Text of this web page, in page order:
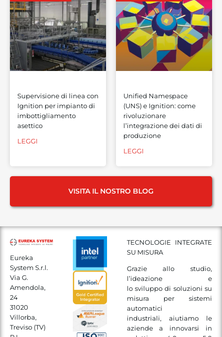
Supervisione di linea con
Ignition per impianto di
imbottigliamento
asettico
LEGGI
Unified Namespace
(UNS) e Ignition: come
rivoluzionare
l’integrazione dei dati di
produzione
LEGGI
VISITA IL NOSTRO BLOG
TECNOLOGIE INTEGRATE
SU MISURA
Grazie allo studio,
l’ideazione e
lo sviluppo di soluzioni su
misura per sistemi
automatici
industriali, aiutiamo le
aziende a innovarsi in
Eureka
System S.r.l.
Via G.
Amendola,
24
31020
Villorba,
Treviso (TV)